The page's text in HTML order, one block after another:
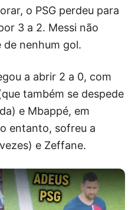
o PSG perdeu para
3 a 2. Messi não
nenhum gol.
a abrir 2 a 0, com
também se despede
e Mbappé, em
entanto, sofreu a
e Zeffane.